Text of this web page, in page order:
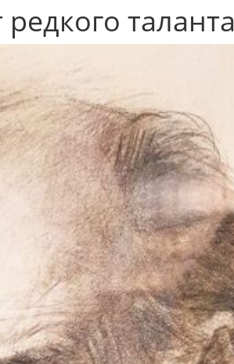
таланта